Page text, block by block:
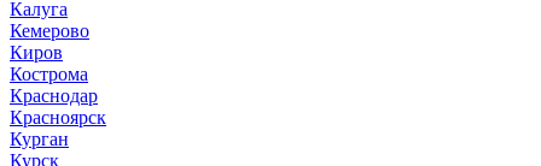
Калуга
Кемерово
Киров
Кострома
Краснодар
Красноярск
Курган
Курск